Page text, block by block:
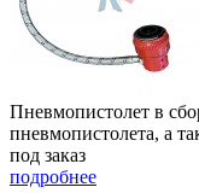
Пневмопистолет в
пневмопистолета, а
под заказ
подробнее